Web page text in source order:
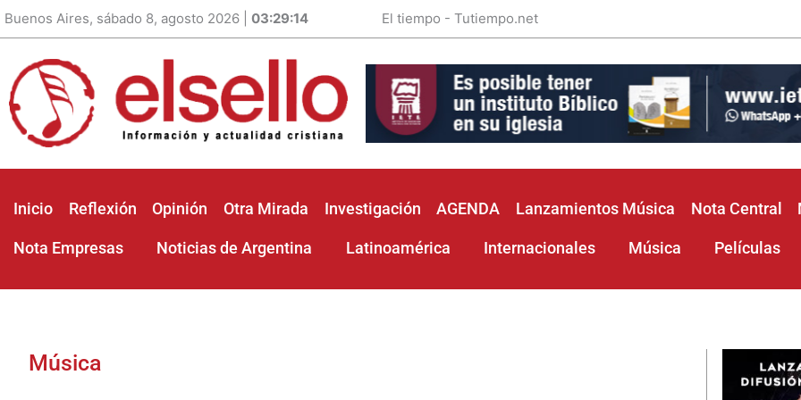
Buenos Aires, sábado 8, agosto 2026 | 03:29:16 El tiempo - Tutiempo.net
Inicio Reflexión Opinión Otra Mirada Investigación AGENDA Lanzamientos Música Nota Central
Nota Empresas Noticias de Argentina Latinoamérica Internacionales Música Películas
Música